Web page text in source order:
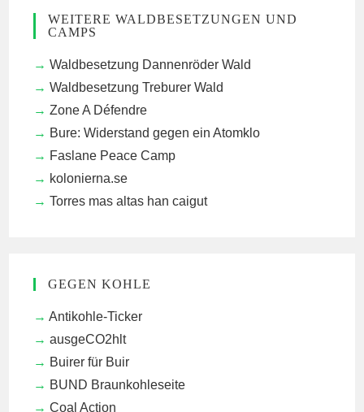
WEITERE WALDBESETZUNGEN UND
CAMPS
Waldbesetzung Dannenröder Wald
Waldbesetzung Treburer Wald
Zone A Défendre
Bure: Widerstand gegen ein Atomklo
Faslane Peace Camp
kolonierna.se
Torres mas altas han caigut
GEGEN KOHLE
Antikohle-Ticker
ausgeCO2hlt
Buirer für Buir
BUND Braunkohleseite
Coal Action